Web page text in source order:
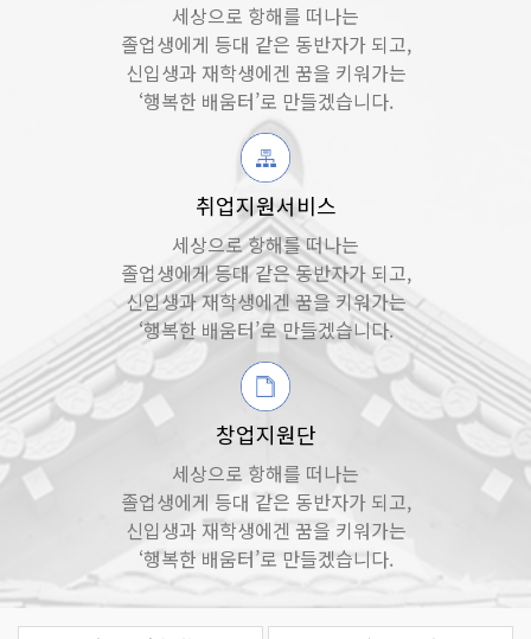
세상으로 항해를 떠나는
졸업생에게 등대 같은 동반자가 되고,
신입생과 재학생에겐 꿈을 키워가는
‘행복한 배움터’로 만들겠습니다.
취업지원서비스
세상으로 항해를 떠나는
졸업생에게 등대 같은 동반자가 되고,
신입생과 재학생에겐 꿈을 키워가는
‘행복한 배움터’로 만들겠습니다.
창업지원단
세상으로 항해를 떠나는
졸업생에게 등대 같은 동반자가 되고,
신입생과 재학생에겐 꿈을 키워가는
‘행복한 배움터’로 만들겠습니다.